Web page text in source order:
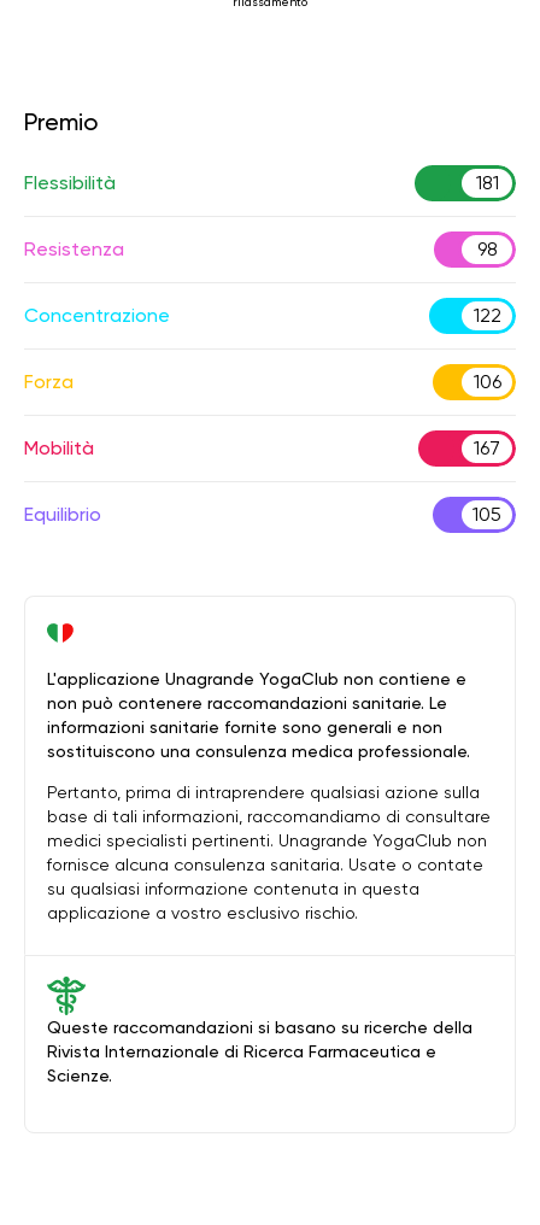
Premio
Flessibilità 181
Resistenza 98
Concentrazione 122
Forza 106
Mobilità 167
Equilibrio 105
Queste raccomandazioni si basano su ricerche della
Rivista Internazionale di Ricerca Farmaceutica e
Scienze.
L'applicazione Unagrande YogaClub non contiene e
non può contenere raccomandazioni sanitarie. Le
informazioni sanitarie fornite sono generali e non
sostituiscono una consulenza medica professionale.
Pertanto, prima di intraprendere qualsiasi azione sulla
base di tali informazioni, raccomandiamo di consultare
medici specialisti pertinenti. Unagrande YogaClub non
fornisce alcuna consulenza sanitaria. Usate o contate
su qualsiasi informazione contenuta in questa
applicazione a vostro esclusivo rischio.